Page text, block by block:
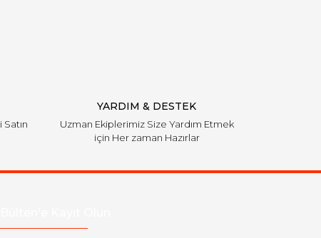
Satın
YARDIM & DESTEK
Uzman Ekiplerimiz Size Yardım Etmek
için Her zaman Hazırlar